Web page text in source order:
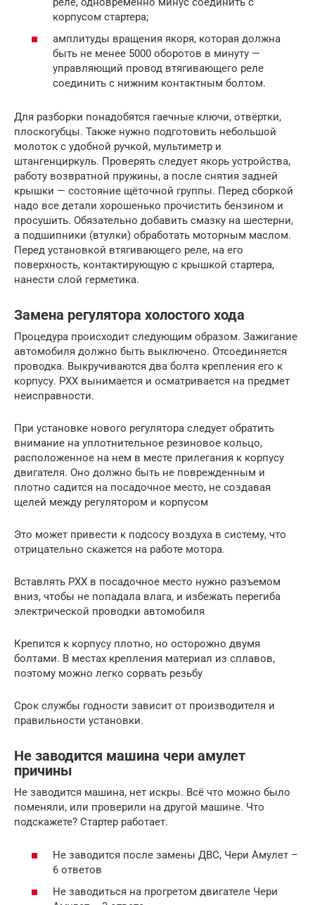
корпусом стартера;
амплитуды вращения якоря, которая должна
быть не менее 5000 оборотов в минуту —
управляющий провод втягивающего реле
соединить с нижним контактным болтом.
Для разборки понадобятся гаечные ключи, отвёртки,
плоскогубцы. Также нужно подготовить небольшой
молоток с удобной ручкой, мультиметр и
штангенциркуль. Проверять следует якорь устройства,
работу возвратной пружины, а после снятия задней
крышки — состояние щёточной группы. Перед сборкой
надо все детали хорошенько прочистить бензином и
просушить. Обязательно добавить смазку на шестерни,
а подшипники (втулки) обработать моторным маслом.
Перед установкой втягивающего реле, на его
поверхность, контактирующую с крышкой стартера,
нанести слой герметика.
Замена регулятора холостого хода
Процедура происходит следующим образом. Зажигание
автомобиля должно быть выключено. Отсоединяется
проводка. Выкручиваются два болта крепления его к
корпусу. РХХ вынимается и осматривается на предмет
неисправности.
При установке нового регулятора следует обратить
внимание на уплотнительное резиновое кольцо,
расположенное на нем в месте прилегания к корпусу
двигателя. Оно должно быть не поврежденным и
плотно садится на посадочное место, не создавая
щелей между регулятором и корпусом
Это может привести к подсосу воздуха в систему, что
отрицательно скажется на работе мотора.
Вставлять РХХ в посадочное место нужно разъемом
вниз, чтобы не попадала влага, и избежать перегиба
электрической проводки автомобиля
Крепится к корпусу плотно, но осторожно двумя
болтами. В местах крепления материал из сплавов,
поэтому можно легко сорвать резьбу
Срок службы годности зависит от производителя и
правильности установки.
Не заводится машина чери амулет
причины
Не заводится машина, нет искры. Всё что можно было
поменяли, или проверили на другой машине. Что
подскажете? Стартер работает.
Не заводится после замены ДВС, Чери Амулет –
6 ответов
Не заводиться на прогретом двигателе Чери